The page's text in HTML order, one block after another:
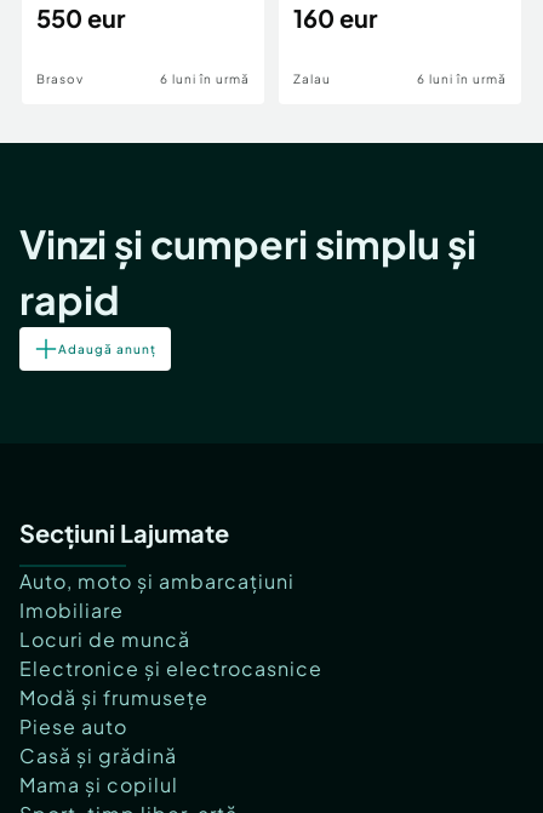
550 eur
Brasov 6 luni în urmă
160 eur
Zalau 6 luni în urmă
Vinzi și cumperi simplu și
rapid
Adaugă anunț
Secțiuni Lajumate
Auto, moto și ambarcațiuni
Imobiliare
Locuri de muncă
Electronice și electrocasnice
Modă și frumusețe
Piese auto
Casă și grădină
Mama și copilul